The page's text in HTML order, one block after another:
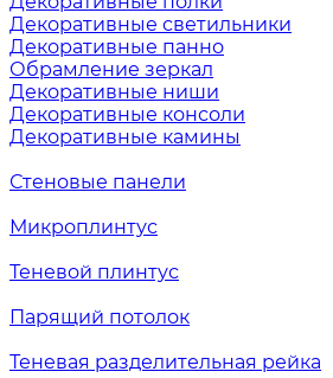
Декоративные светильники
Декоративные панно
Обрамление зеркал
Декоративные ниши
Декоративные консоли
Декоративные камины
Стеновые панели
Микроплинтус
Теневой плинтус
Парящий потолок
Теневая разделительная рейка